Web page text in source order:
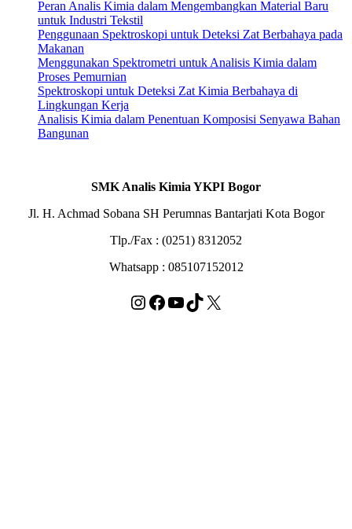
Peran Analis Kimia dalam Mengembangkan Material Baru
untuk Industri Tekstil
Penggunaan Spektroskopi untuk Deteksi Zat Berbahaya pada
Makanan
Menggunakan Spektrometri untuk Analisis Kimia dalam
Proses Pemurnian
Spektroskopi untuk Deteksi Zat Kimia Berbahaya di
Lingkungan Kerja
Analisis Kimia dalam Penentuan Komposisi Senyawa Bahan
Bangunan
SMK Analis Kimia YKPI Bogor
Jl. H. Achmad Sobana SH Perumnas Bantarjati Kota Bogor
Tlp./Fax : (0251) 8312052
Whatsapp : 085107152012
Instagram
Facebook
YouTube
TikTok
X